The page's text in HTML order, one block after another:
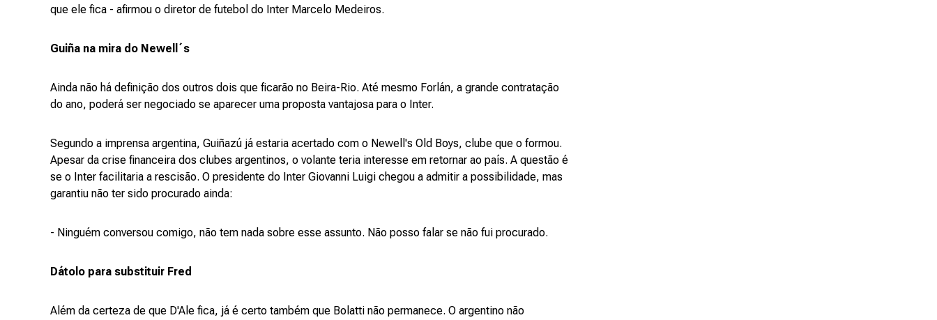
que ele fica - afirmou o diretor de futebol do Inter Marcelo Medeiros.
Guiña na mira do Newell´s
Ainda não há definição dos outros dois que ficarão no Beira-Rio. Até mesmo Forlán, a grande contratação
do ano, poderá ser negociado se aparecer uma proposta vantajosa para o Inter.
Segundo a imprensa argentina, Guiñazú já estaria acertado com o Newell's Old Boys, clube que o formou.
Apesar da crise financeira dos clubes argentinos, o volante teria interesse em retornar ao país. A questão é
se o Inter facilitaria a rescisão. O presidente do Inter Giovanni Luigi chegou a admitir a possibilidade, mas
garantiu não ter sido procurado ainda:
- Ninguém conversou comigo, não tem nada sobre esse assunto. Não posso falar se não fui procurado.
Dátolo para substituir Fred
Além da certeza de que D'Ale fica, já é certo também que Bolatti não permanece. O argentino não